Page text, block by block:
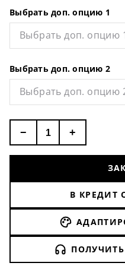
Выбрать доп. опцию 1
Выбрать доп. опцию
Выбрать доп. опцию 2
Выбрать доп. опцию
− +
В КРЕДИТ